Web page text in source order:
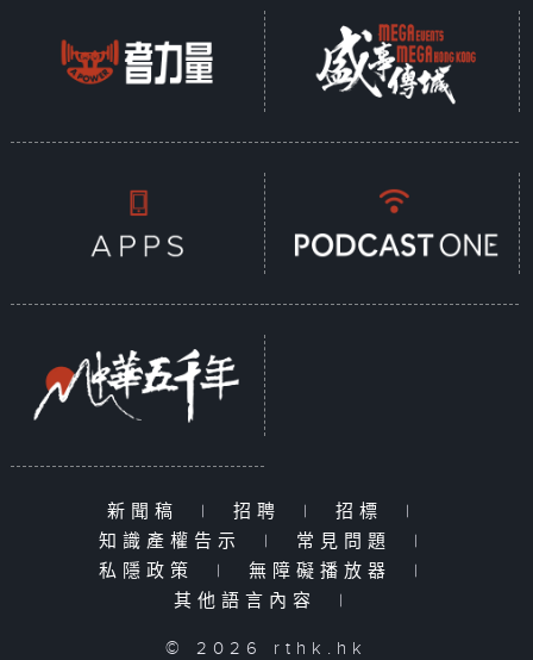
新聞稿 | 招聘 | 招標
|
知識產權告示
| 常見問題
|
私隱政策
| 無障礙播放器
|
其他語言內容
|
© 2026 rthk.hk